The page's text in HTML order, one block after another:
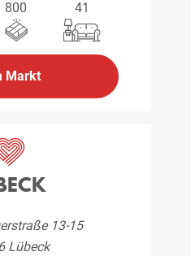
800 41
Markt
13-15
Lübeck